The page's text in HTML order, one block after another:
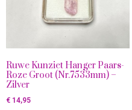
Ruwe Kunziet Hanger Paars-
Roze Groot (Nr.7533mm) –
Zilver
€ 14,95